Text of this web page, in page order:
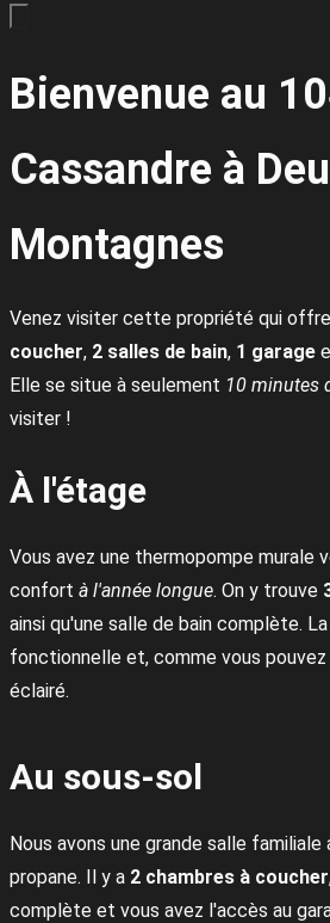
Bienvenue au
Cassandre à
Montagnes
Venez visiter cette propriété qui offre
coucher, 2 salles de bain, 1 garage
Elle se situe à seulement 10 minutes
visiter !
À l'étage
Vous avez une thermopompe murale
confort à l'année longue. On y trouve
ainsi qu'une salle de bain complète.
fonctionnelle et, comme vous
éclairé.
Au sous-sol
Nous avons une grande salle familiale
propane. Il y a 2 chambres à coucher
complète et vous avez l'accès au